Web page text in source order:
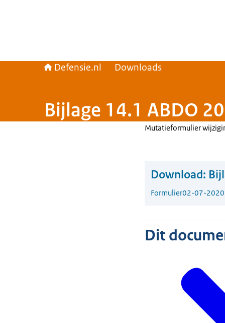
Defensie.nl Downloads
Bijlage 14.1 ABDO
Mutatieformulier
Download:
Formulier02-07-2020
Dit